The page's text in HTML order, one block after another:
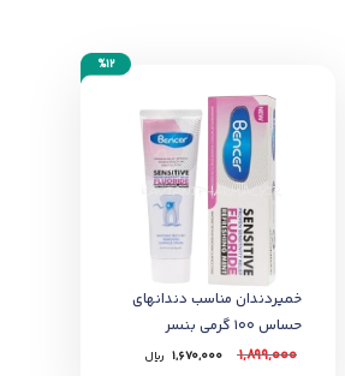
%12
خمیردندان مناسب دندانهای
حساس 100 گرمی بنسر
1,899,000
1,670,000 ﷼